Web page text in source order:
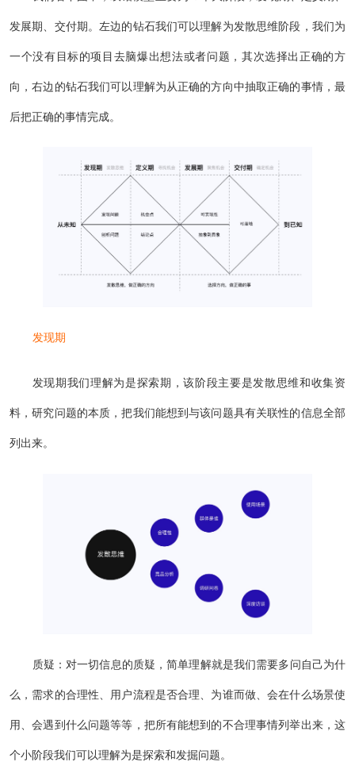
发展期、交付期。左边的钻石我们可以理解为发散思维阶段，我们为
一个没有目标的项目去脑爆出想法或者问题，其次选择出正确的方
向，右边的钻石我们可以理解为从正确的方向中抽取正确的事情，最
后把正确的事情完成。
发现期
发现期我们理解为是探索期，该阶段主要是发散思维和收集资
料，研究问题的本质，把我们能想到与该问题具有关联性的信息全部
列出来。
质疑：对一切信息的质疑，简单理解就是我们需要多问自己为什
么，需求的合理性、用户流程是否合理、为谁而做、会在什么场景使
用、会遇到什么问题等等，把所有能想到的不合理事情列举出来，这
个小阶段我们可以理解为是探索和发掘问题。